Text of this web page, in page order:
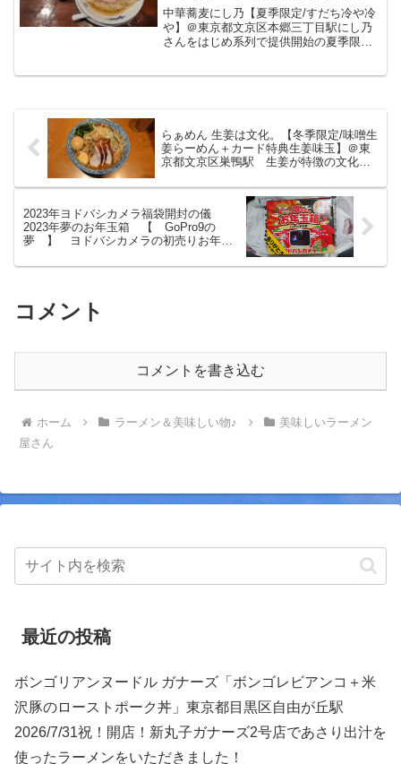
列で提供開始の夏季限定。金龍さ
んと異なるのは、にし乃さんVer
は村上朝日製麺さんの麺を使用と
麺をいただきました。
中華蕎麦にし乃【夏季限定/すだち冷や冷
や】＠東京都文京区本郷三丁目駅にし乃
さんをはじめ系列で提供開始の夏季限
らぁめん 生姜は文化。【冬季限定/味噌生
姜らーめん＋カード特典生姜味玉】＠東
京都文京区巣鴨駅 生姜が特徴の文化さ
が上に乗り昨シーズンからブラッシュア
ップしたという味噌ラーメンをいただき
ました。
2023年ヨドバシカメラ福袋開封の儀
2023年夢のお年玉箱 【 GoPro9の
夢 】 ヨドバシカメラの初売りお年玉
開封をして内容を紹介したいと思いま
コメント
コメントを書き込む
ホーム ラーメン＆美味しい物♪
美味しいラーメン
屋さん
最近の投稿
ボンゴリアンヌードル ガナーズ「ボンゴレビアンコ＋米
沢豚のローストポーク丼」東京都目黒区自由が丘駅
2026/7/31祝！開店！新丸子ガナーズ2号店であさり出汁を
使ったラーメンをいただきました！